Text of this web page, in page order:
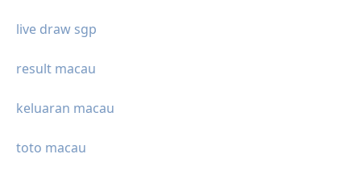
live draw sgp
result macau
keluaran macau
toto macau